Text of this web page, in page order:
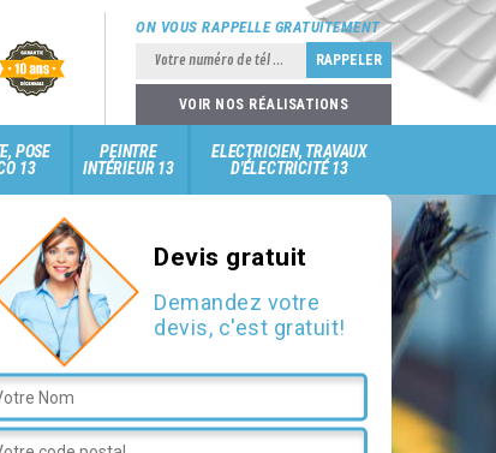
ON VOUS RAPPELLE GRATUITEMENT
VOIR NOS RÉALISATIONS
POSE
13
PEINTRE
INTÉRIEUR 13
ELECTRICIEN, TRAVAUX
D'ÉLECTRICITÉ 13
Devis gratuit
Demandez votre
devis, c'est gratuit!